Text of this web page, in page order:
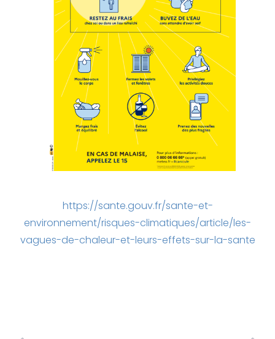
https://sante.gouv.fr/sante-et-
environnement/risques-climatiques/article/les-
vagues-de-chaleur-et-leurs-effets-sur-la-sante